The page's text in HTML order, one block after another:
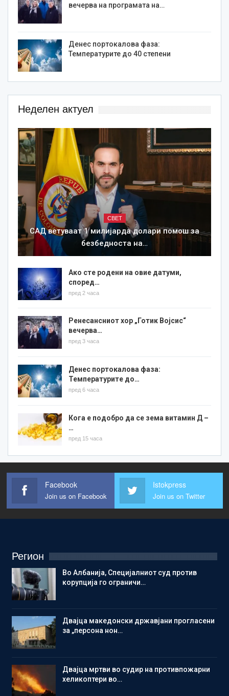
вечерва на програмата на…
Денес портокалова фаза:
Температурите до 40 степени
Неделен актуел
СВЕТ
САД ветуваат 1 милијарда долари помош за
безбедноста на…
Ако сте родени на овие датуми,
според…
пред 2 часа
Ренесансниот хор „Готик Војсис“
вечерва…
пред 3 часа
Денес портокалова фаза:
Температурите до…
пред 6 часа
Кога е подобро да се зема витамин Д –
…
пред 15 часа
Facebook
Join us on Facebook
Istokpress
Join us on Twitter
Регион
Во Албанија, Специјалниот суд против
корупција го ограничи…
Двајца македонски државјани прогласени
за „персона нон…
Двајца мртви во судир на противпожарни
хеликоптери во…